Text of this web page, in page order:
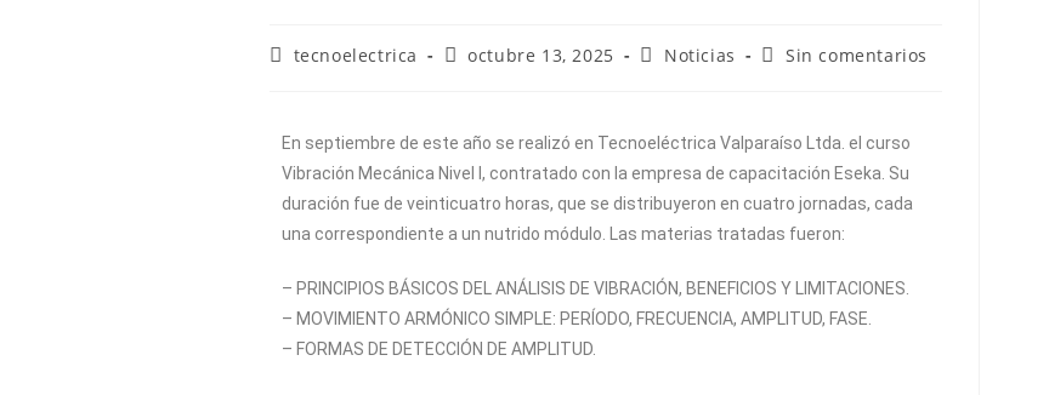
tecnoelectrica octubre 13, 2025 Noticias Sin comentarios
En septiembre de este año se realizó en Tecnoeléctrica Valparaíso Ltda. el curso
Vibración Mecánica Nivel I, contratado con la empresa de capacitación Eseka. Su
duración fue de veinticuatro horas, que se distribuyeron en cuatro jornadas, cada
una correspondiente a un nutrido módulo. Las materias tratadas fueron:
– PRINCIPIOS BÁSICOS DEL ANÁLISIS DE VIBRACIÓN, BENEFICIOS Y LIMITACIONES.
– MOVIMIENTO ARMÓNICO SIMPLE: PERÍODO, FRECUENCIA, AMPLITUD, FASE.
– FORMAS DE DETECCIÓN DE AMPLITUD.